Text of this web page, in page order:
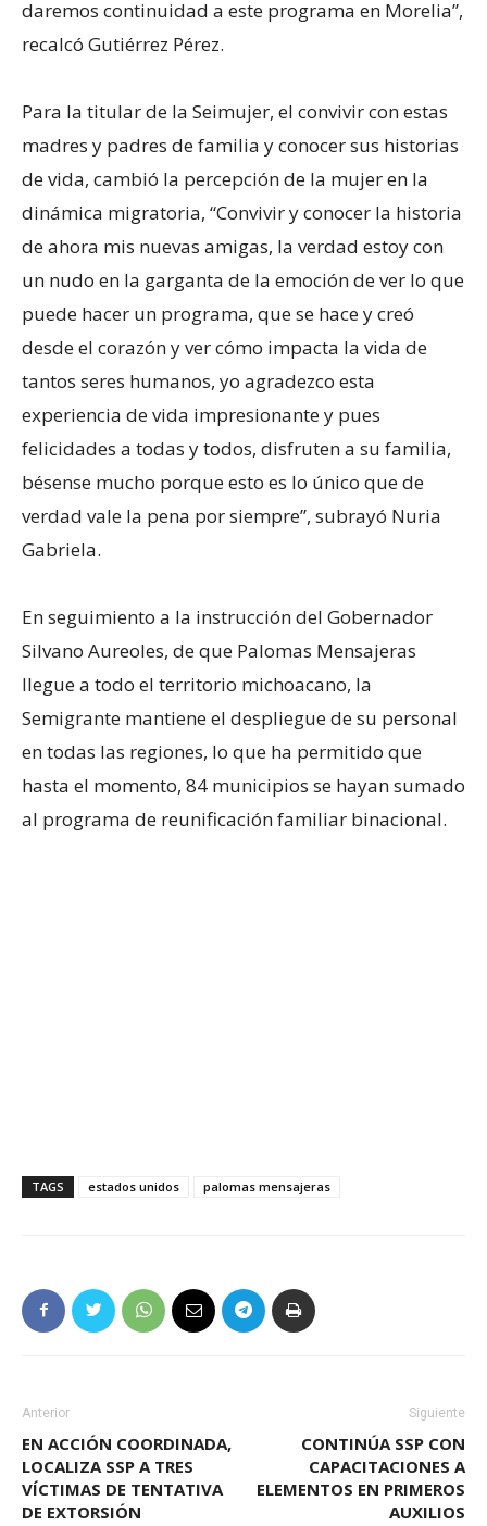
daremos continuidad a este programa en Morelia”,
recalcó Gutiérrez Pérez.
Para la titular de la Seimujer, el convivir con estas
madres y padres de familia y conocer sus historias
de vida, cambió la percepción de la mujer en la
dinámica migratoria, “Convivir y conocer la historia
de ahora mis nuevas amigas, la verdad estoy con
un nudo en la garganta de la emoción de ver lo que
puede hacer un programa, que se hace y creó
desde el corazón y ver cómo impacta la vida de
tantos seres humanos, yo agradezco esta
experiencia de vida impresionante y pues
felicidades a todas y todos, disfruten a su familia,
bésense mucho porque esto es lo único que de
verdad vale la pena por siempre”, subrayó Nuria
Gabriela.
En seguimiento a la instrucción del Gobernador
Silvano Aureoles, de que Palomas Mensajeras
llegue a todo el territorio michoacano, la
Semigrante mantiene el despliegue de su personal
en todas las regiones, lo que ha permitido que
hasta el momento, 84 municipios se hayan sumado
al programa de reunificación familiar binacional.
TAGS estados unidos palomas mensajeras
Anterior
EN ACCIÓN COORDINADA,
LOCALIZA SSP A TRES
VÍCTIMAS DE TENTATIVA
DE EXTORSIÓN
Siguiente
CONTINÚA SSP CON
CAPACITACIONES A
ELEMENTOS EN PRIMEROS
AUXILIOS